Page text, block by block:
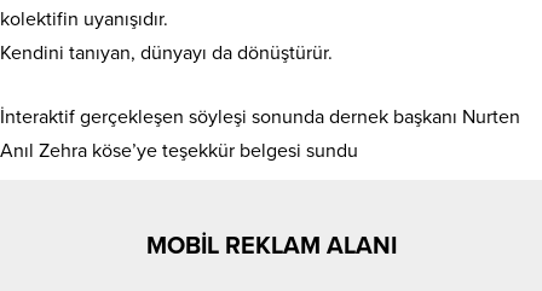
kolektifin uyanışıdır.
Kendini tanıyan, dünyayı da dönüştürür.
İnteraktif gerçekleşen söyleşi sonunda dernek başkanı Nurten
Anıl Zehra köse’ye teşekkür belgesi sundu
MOBİL REKLAM ALANI